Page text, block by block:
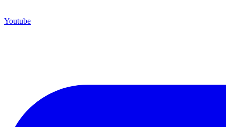
Youtube